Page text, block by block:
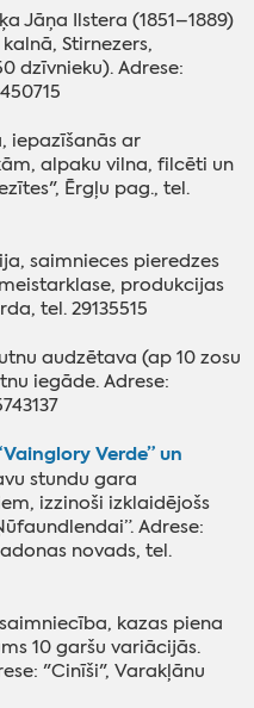
Jāņa Ilstera (1851–1889)
Stirnezers,
dzīvnieku). Adrese:
iepazīšanās ar
alpaku vilna, filcēti un
Ērgļu pag., tel.
saimnieces pieredzes
produkcijas
tel. 29135515
audzētava (ap 10 zosu
iegāde. Adrese:
Verde” un
stundu gara
izzinoši izklaidējošs
Adrese:
novads, tel.
kazas piena
10 garšu variācijās.
"Cinīši", Varakļānu